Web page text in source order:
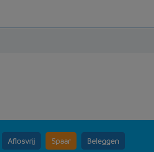
Aflosvrij Spaar Beleggen